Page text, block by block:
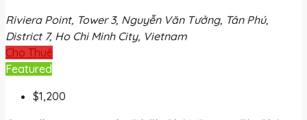
Riviera Point, Tower 3, Nguyễn Văn Tưởng, Tân Phú,
District 7, Ho Chi Minh City, Vietnam
Cho Thuê
Featured
$1,200